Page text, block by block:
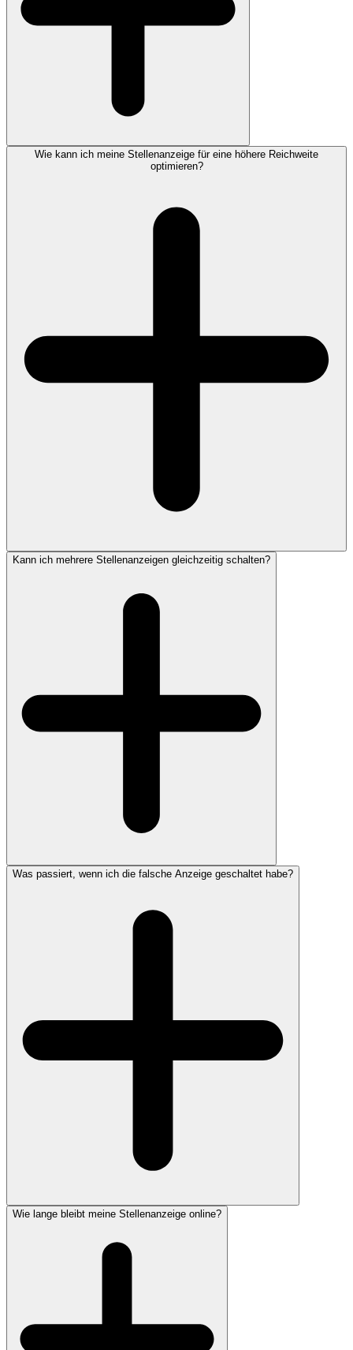
Wie kann ich meine Stellenanzeige für eine höhere Reichweite
optimieren?
Kann ich mehrere Stellenanzeigen gleichzeitig schalten?
Was passiert, wenn ich die falsche Anzeige geschaltet habe?
Wie lange bleibt meine Stellenanzeige online?